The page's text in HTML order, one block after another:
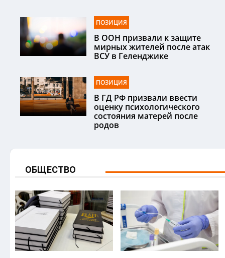
ПОЗИЦИЯ
В ООН призвали к защите
мирных жителей после атак
ВСУ в Геленджике
ПОЗИЦИЯ
В ГД РФ призвали ввести
оценку психологического
состояния матерей после
родов
ОБЩЕСТВО